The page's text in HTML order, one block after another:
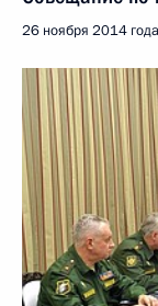
26 ноября 2014 года